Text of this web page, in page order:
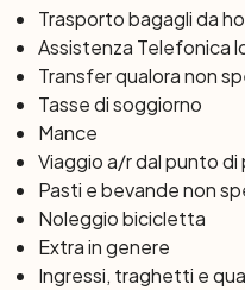
(33 Km)
Durante la colazione la
Zadar, verso l’Isola di
visitare tranquillamente
Pasmanin bici, essendo
attraverso un ponte.
con belle viste
salperemo verso l’isola
7° giorno:Isola di Solta
Nella mattina la barca
Trasporto bagagli da
Assistenza Telefonica
Transfer qualora non
Tasse di soggiorno
Mance
Viaggio a/r dal punto di
Pasti e bevande non
Noleggio bicicletta
Extra in genere
Ingressi, traghetti e